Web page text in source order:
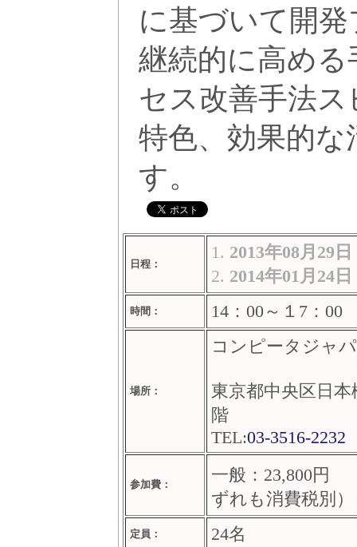
に基づいて開
継続的に高める
セス改善手法
特色、効果的
す。
日程：
1. 2013年08月29
2. 2014年01月24
時間： 14：00～１7：
場所：
コンピータジャ
東京都中央区日
階
TEL:03-3516-2232
参加費：
一般：23,800
ずれも消費税別）
定員： 24名